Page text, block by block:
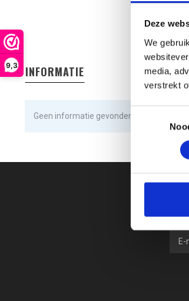
Deze
We
media,
verstrekt
9,3 INFORMATIE
Geen informatie gevonden